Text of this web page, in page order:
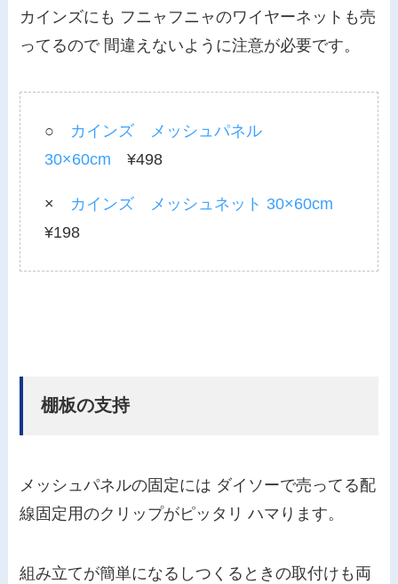
カインズにも フニャフニャのワイヤーネットも売
ってるので 間違えないように注意が必要です。
○ カインズ メッシュパネル
30×60cm ¥498
× カインズ メッシュネット 30×60cm
¥198
棚板の支持
メッシュパネルの固定には ダイソーで売ってる配
線固定用のクリップがピッタリ ハマります。
組み立てが簡単になるしつくるときの取付けも両